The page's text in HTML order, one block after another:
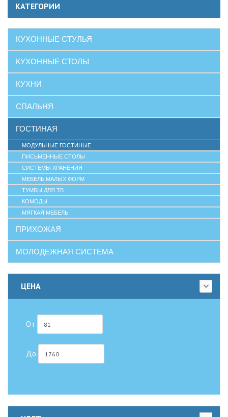
КАТЕГОРИИ
КУХОННЫЕ СТУЛЬЯ
КУХОННЫЕ СТОЛЫ
КУХНИ
СПАЛЬНЯ
ГОСТИНАЯ
МОДУЛЬНЫЕ ГОСТИНЫЕ
ПИСЬМЕННЫЕ СТОЛЫ
СИСТЕМЫ ХРАНЕНИЯ
МЕБЕЛЬ МАЛЫХ ФОРМ
ТУМБЫ ДЛЯ ТВ
КОМОДЫ
МЯГКАЯ МЕБЕЛЬ
ПРИХОЖАЯ
МОЛОДЕЖНАЯ СИСТЕМА
ЦЕНА
От
До